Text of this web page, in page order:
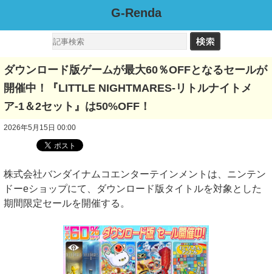
G-Renda
ダウンロード版ゲームが最大60％OFFとなるセールが
開催中！『LITTLE NIGHTMARES-リトルナイトメ
ア-1＆2セット』は50%OFF！
2026年5月15日 00:00
株式会社バンダイナムコエンターテインメントは、ニンテン
ドーeショップにて、ダウンロード版タイトルを対象とした
期間限定セールを開催する。